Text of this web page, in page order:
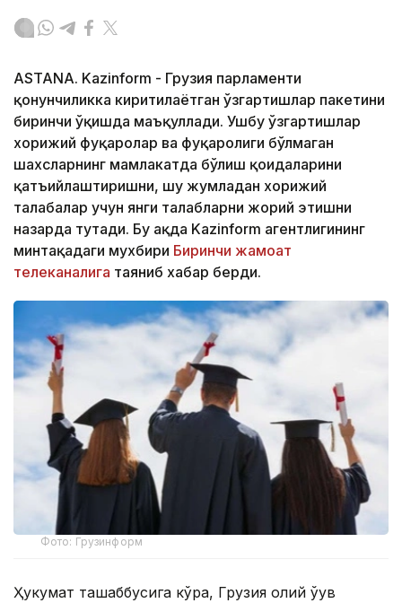
ASTANA. Kazinform - Грузия парламенти
қонунчиликка киритилаётган ўзгартишлар пакетини
биринчи ўқишда маъқуллади. Ушбу ўзгартишлар
хорижий фуқаролар ва фуқаролиги бўлмаган
шахсларнинг мамлакатда бўлиш қоидаларини
қатъийлаштиришни, шу жумладан хорижий
талабалар учун янги талабларни жорий этишни
назарда тутади. Бу ҳақда Kazinform агентлигининг
минтақадаги мухбири Биринчи жамоат
телеканалига таяниб хабар берди.
Фото: Грузинформ
Ҳукумат ташаббусига кўра, Грузия олий ўқув